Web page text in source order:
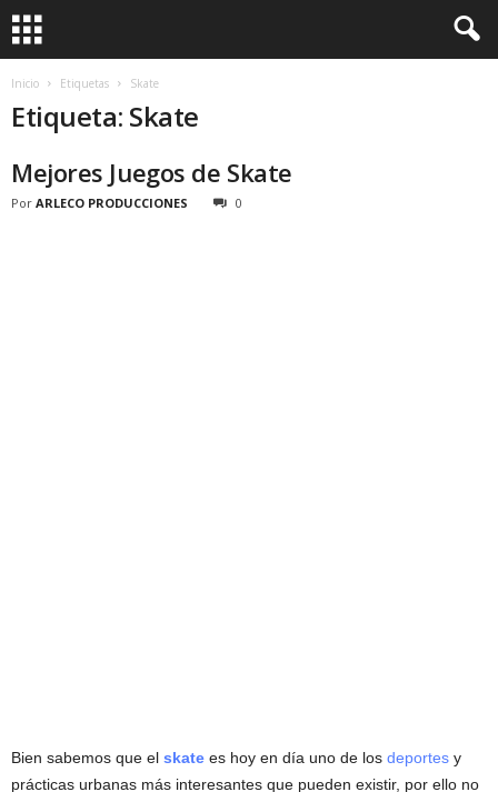
Inicio Etiquetas Skate
Etiqueta: Skate
Mejores Juegos de Skate
Por ARLECO PRODUCCIONES 0
Bien sabemos que el skate es hoy en día uno de los deportes y
prácticas urbanas más interesantes que pueden existir, por ello no